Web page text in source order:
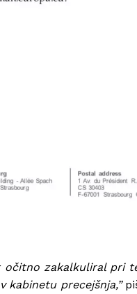
očitno zakalkuliral pri
kabinetu precejšnja,”